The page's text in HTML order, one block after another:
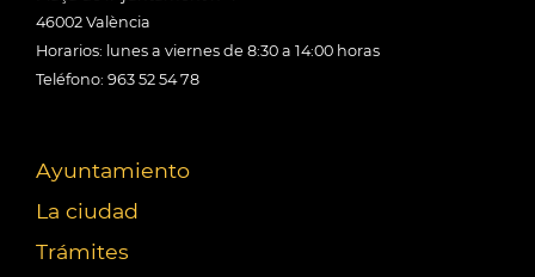
46002 València
Horarios: lunes a viernes de 8:30 a 14:00 horas
Teléfono: 963 52 54 78
Ayuntamiento
La ciudad
Trámites